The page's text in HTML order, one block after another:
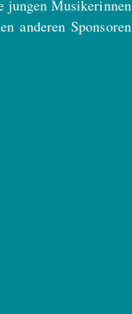
jungen Musikerinnen
anderen Sponsoren